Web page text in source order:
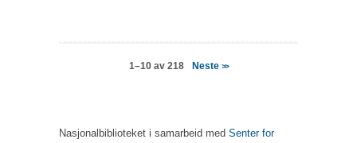
1–10 av 218 Neste >>
Nasjonalbiblioteket i samarbeid med Senter for